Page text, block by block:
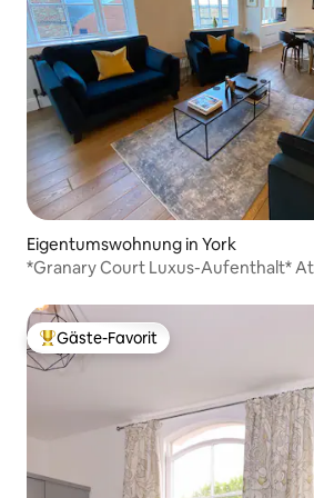
Eigentumswohnung in York
*Granary Court Luxus-Aufenthalt*
Beliebter Gäste-Favorit.
Gäste-Favorit